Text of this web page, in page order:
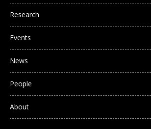
Research
Events
News
People
About